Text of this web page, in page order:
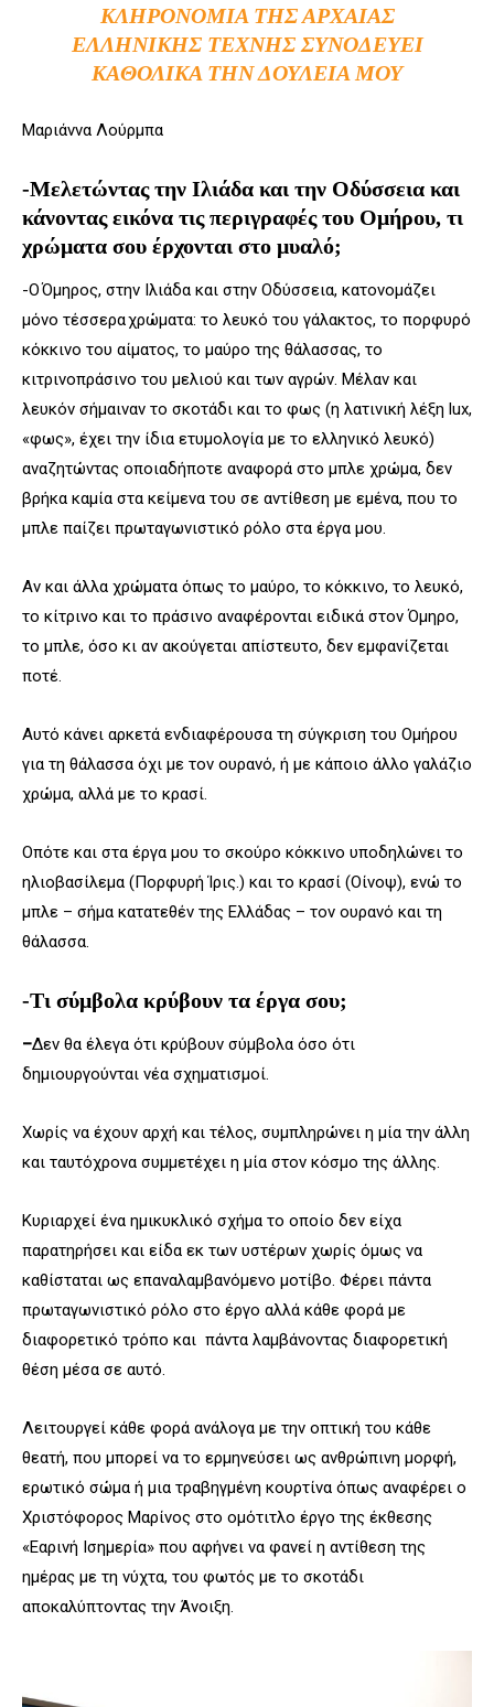
ΚΛΗΡΟΝΟΜΙΆ ΤΗΣ ΑΡΧΑΊΑΣ
ΕΛΛΗΝΙΚΉΣ ΤΈΧΝΗΣ ΣΥΝΟΔΕΎΕΙ
ΚΑΘΟΛΙΚΆ ΤΗΝ ΔΟΥΛΕΙΆ ΜΟΥ
Μαριάννα Λούρμπα
-Μελετώντας την Ιλιάδα και την Οδύσσεια και
κάνοντας εικόνα τις περιγραφές του Ομήρου, τι
χρώματα σου έρχονται στο μυαλό;
-ΟΌμηρος, στην Ιλιάδα και στην Οδύσσεια, κατονομάζει
μόνο τέσσεραχρώματα: το λευκό του γάλακτος, το πορφυρό
κόκκινο του αίματος, το μαύρο της θάλασσας, το
κιτρινοπράσινο του μελιού και των αγρών. Μέλαν και
λευκόν σήμαιναν το σκοτάδι και το φως (η λατινική λέξη lux,
«φως», έχει την ίδια ετυμολογία με το ελληνικό λευκό)
αναζητώντας οποιαδήποτε αναφορά στο μπλε χρώμα, δεν
βρήκα καμία στα κείμενα του σε αντίθεση με εμένα, που το
μπλε παίζει πρωταγωνιστικό ρόλο στα έργα μου.
Αν και άλλα χρώματα όπως το μαύρο, το κόκκινο, το λευκό,
το κίτρινο και το πράσινο αναφέρονται ειδικά στον Όμηρο,
το μπλε, όσο κι αν ακούγεται απίστευτο, δεν εμφανίζεται
ποτέ.
Αυτό κάνει αρκετά ενδιαφέρουσα τη σύγκριση του Ομήρου
για τη θάλασσα όχι με τον ουρανό, ή με κάποιο άλλο γαλάζιο
χρώμα, αλλά με το κρασί.
Οπότε και στα έργα μου το σκούρο κόκκινο υποδηλώνει το
ηλιοβασίλεμα (Πορφυρή Ίρις.) και το κρασί (Οίνοψ), ενώ το
μπλε – σήμα κατατεθέν της Ελλάδας – τον ουρανό και τη
θάλασσα.
-Τι σύμβολα κρύβουν τα έργα σου;
–Δεν θα έλεγα ότι κρύβουν σύμβολα όσο ότι
δημιουργούνται νέα σχηματισμοί.
Χωρίς να έχουν αρχή και τέλος, συμπληρώνει η μία την άλλη
και ταυτόχρονα συμμετέχει η μία στον κόσμο της άλλης.
Κυριαρχεί ένα ημικυκλικό σχήμα το οποίο δεν είχα
παρατηρήσει και είδα εκ των υστέρων χωρίς όμως να
καθίσταται ως επαναλαμβανόμενο μοτίβο. Φέρει πάντα
πρωταγωνιστικό ρόλο στο έργο αλλά κάθε φορά με
διαφορετικό τρόπο και πάντα λαμβάνοντας διαφορετική
θέση μέσα σε αυτό.
Λειτουργεί κάθε φορά ανάλογα με την οπτική του κάθε
θεατή, που μπορεί να το ερμηνεύσει ως ανθρώπινη μορφή,
ερωτικό σώμα ή μια τραβηγμένη κουρτίνα όπως αναφέρει ο
Χριστόφορος Μαρίνος στο ομότιτλο έργο της έκθεσης
«Εαρινή Ισημερία» που αφήνει να φανεί η αντίθεση της
ημέρας με τη νύχτα, του φωτός με το σκοτάδι
αποκαλύπτοντας την Άνοιξη.